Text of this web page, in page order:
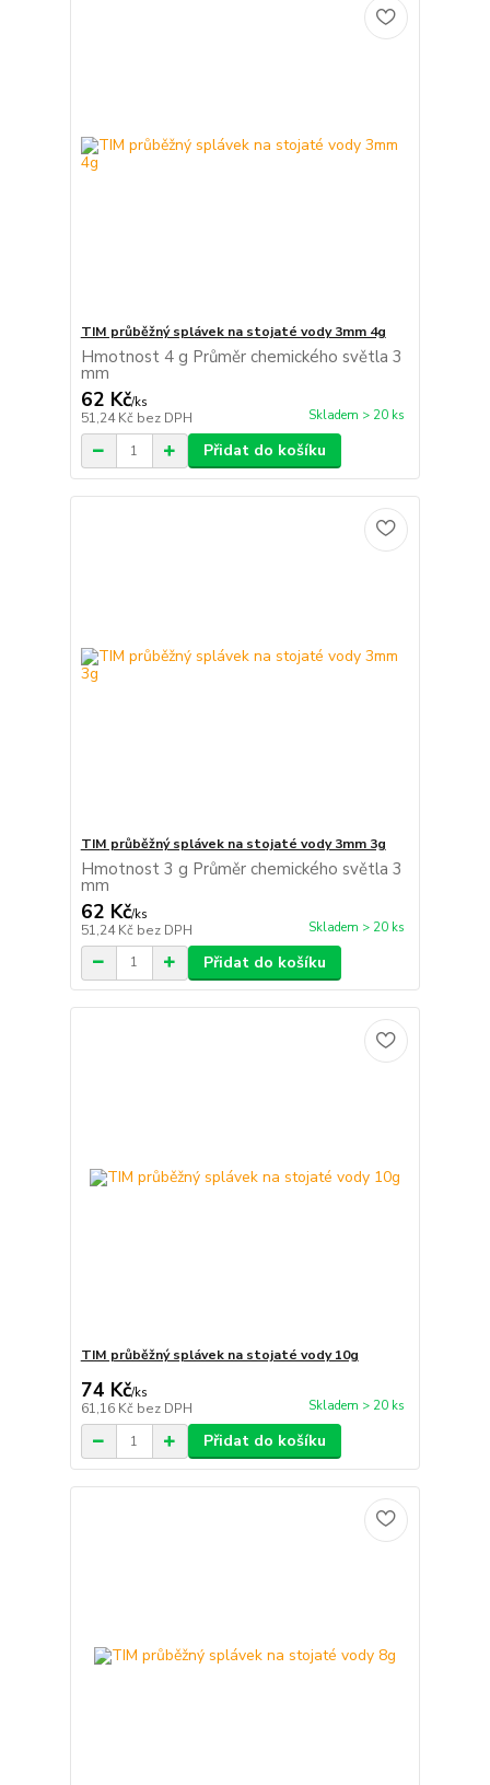
TIM průběžný splávek na stojaté vody 3mm 4g
Hmotnost 4 g Průměr chemického světla 3
mm
62 Kč/ks
51,24 Kč bez DPH Skladem > 20 ks
Přidat do košíku
TIM průběžný splávek na stojaté vody 3mm 3g
Hmotnost 3 g Průměr chemického světla 3
mm
62 Kč/ks
51,24 Kč bez DPH Skladem > 20 ks
Přidat do košíku
TIM průběžný splávek na stojaté vody 10g
74 Kč/ks
61,16 Kč bez DPH Skladem > 20 ks
Přidat do košíku